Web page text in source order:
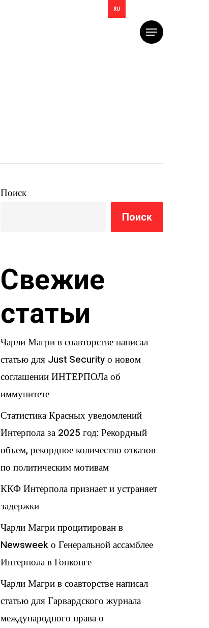
RU
Меню
Поиск
Поиск
Свежие
статьи
Чарли Магри в соавторстве написал
статью для Just Security о новом
соглашении ИНТЕРПОЛа об
иммунитете
Статистика Красных уведомлений
Интерпола за 2025 год: Рекордный
объем, рекордное количество отказов
по политическим мотивам
ККФ Интерпола признает и устраняет
задержки
Чарли Магри процитирован в
Newsweek о Генеральной ассамблее
Интерпола в Гонконге
Чарли Магри в соавторстве написал
статью для Гарвардского журнала
международного права о